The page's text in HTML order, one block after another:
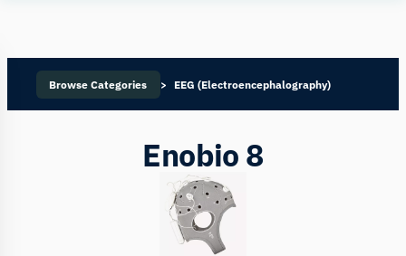
Browse Categories EEG (Electroencephalography)
Enobio 8